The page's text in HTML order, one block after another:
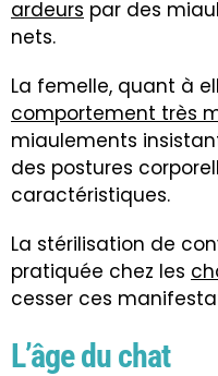
ardeurs par des
nets.
La femelle, quant à
comportement très
miaulements
des postures
caractéristiques.
La stérilisation de
pratiquée chez les
cesser ces
L’âge du chat